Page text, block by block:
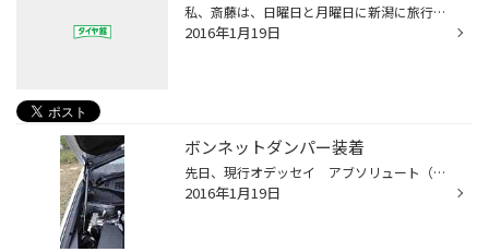
私、斎藤は、日曜日と月曜日に新潟に旅行に行ってまいりました。 今年新しく買ったブリザックREVO GZを装着して..!! 船橋周辺を毎日走行していても どうしても身をもってスタッドレスタイヤの効力を体験できないもの... 関越道を走っていると、徐々に周りの風景がかわり、あたりには積もった雪がち...
2016年1月19日
ボンネットダンパー装着
先日、現行オデッセイ アブソリュート（ＲＣ１）にＭＡＲＯＹＡの ボンネットダンパーを装着しました！ ＭＡＲＯＹＡはボンネットダンパーのパイオニア的メーカーですので、 クオリティは非常に高いです。 カラーも３色設定があり、今回は『ブラックカーボン』をチョイス！！ さすがに、バッチリで...
2016年1月19日